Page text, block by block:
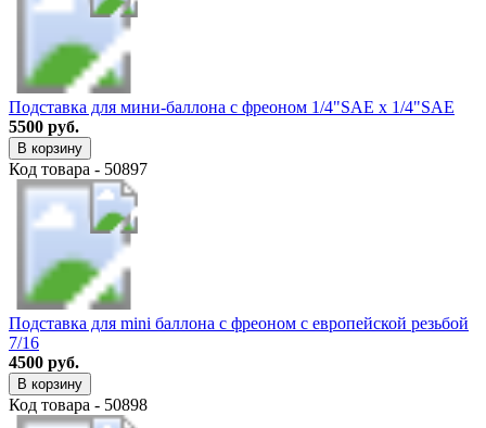
Подставка для мини-баллона с фреоном 1/4"SAE х 1/4"SAE
5500 руб.
В корзину
Код товара - 50897
Подставка для mini баллона с фреоном с европейской резьбой
7/16
4500 руб.
В корзину
Код товара - 50898